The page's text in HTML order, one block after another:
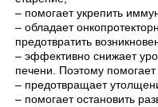
– помогает укрепить
– обладает
предотвратить
– эффективно снижает
печени. Поэтому
– предотвращает
– помогает остановить